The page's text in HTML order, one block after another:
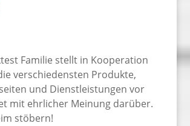
Familie stellt in Kooperation
verschiedensten Produkte,
und Dienstleistungen vor
mit ehrlicher Meinung darüber.
stöbern!